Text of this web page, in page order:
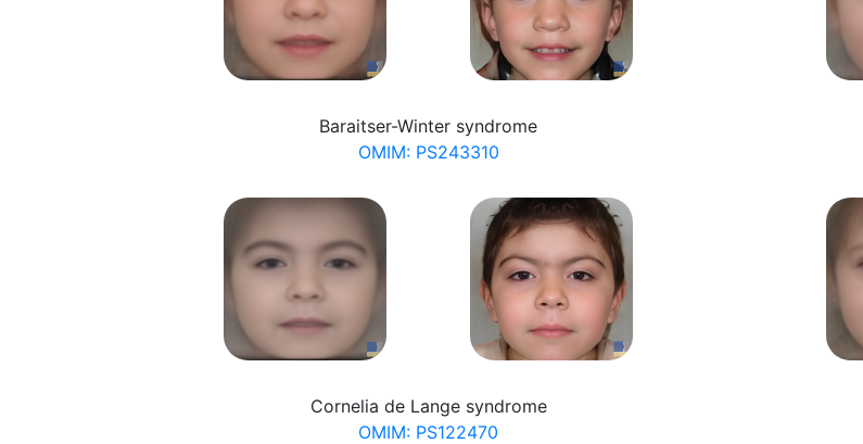
Baraitser-Winter syndrome
OMIM: PS243310
Cornelia de Lange syndrome
OMIM: PS122470